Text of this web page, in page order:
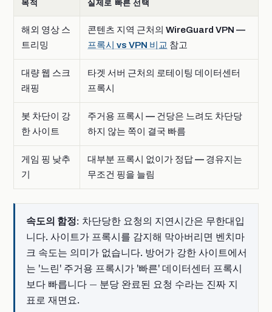
목적 실제로 빠른 선택
해외 영상 스
트리밍
콘텐츠 지역 근처의 WireGuard VPN —
프록시 vs VPN 비교 참고
대량 웹 스크
래핑
타겟 서버 근처의 로테이팅 데이터센터
프록시
봇 차단이 강
한 사이트
주거용 프록시 — 건당은 느려도 차단당
하지 않는 쪽이 결국 빠름
게임 핑 낮추
기
대부분 프록시 없이가 정답 — 경유지는
무조건 핑을 늘림
속도의 함정: 차단당한 요청의 지연시간은 무한대입
니다. 사이트가 프록시를 감지해 막아버리면 벤치마
크 속도는 의미가 없습니다. 방어가 강한 사이트에서
는 '느린' 주거용 프록시가 '빠른' 데이터센터 프록시
보다 빠릅니다 — 분당 완료된 요청 수라는 진짜 지
표로 재면요.